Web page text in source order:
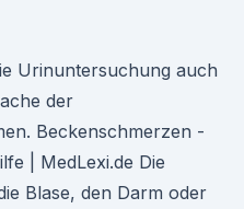
Urinuntersuchung auch
der
Beckenschmerzen -
| MedLexi.de Die
Blase, den Darm oder